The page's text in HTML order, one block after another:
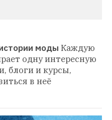
моды Каждую
одну интересную
блоги и курсы,
в неё